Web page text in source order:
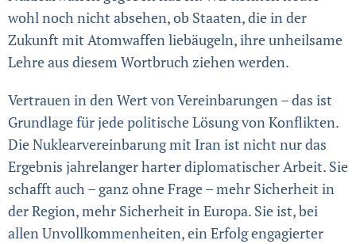
wohl noch nicht absehen, ob Staaten, die in der
Zukunft mit Atomwaffen liebäugeln, ihre unheilsame
Lehre aus diesem Wortbruch ziehen werden.
Vertrauen in den Wert von Vereinbarungen – das ist
Grundlage für jede politische Lösung von Konflikten.
Die Nuklearvereinbarung mit Iran ist nicht nur das
Ergebnis jahrelanger harter diplomatischer Arbeit. Sie
schafft auch – ganz ohne Frage – mehr Sicherheit in
der Region, mehr Sicherheit in Europa. Sie ist, bei
allen Unvollkommen­heiten, ein Erfolg engagierter